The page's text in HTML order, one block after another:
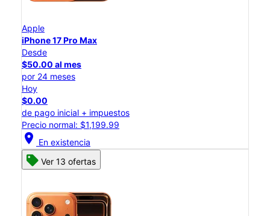
Apple
iPhone 17 Pro Max
Desde
$50.00 al mes
por 24 meses
Hoy
$0.00
de pago inicial + impuestos
Precio normal: $1,199.99
location_on En existencia
Ver 13 ofertas